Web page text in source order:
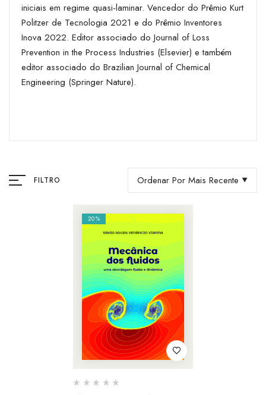
iniciais em regime quasi-laminar. Vencedor do Prêmio Kurt
Politzer de Tecnologia 2021 e do Prêmio Inventores
Inova 2022. Editor associado do Journal of Loss
Prevention in the Process Industries (Elsevier) e também
editor associado do Brazilian Journal of Chemical
Engineering (Springer Nature).
FILTRO Ordenar Por Mais Recente
20%